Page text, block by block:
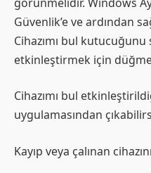
Güvenlik’e ve ardından
Cihazımı bul
etkinleştirmek için
Cihazımı bul
uygulamasından
Kayıp veya çalınan